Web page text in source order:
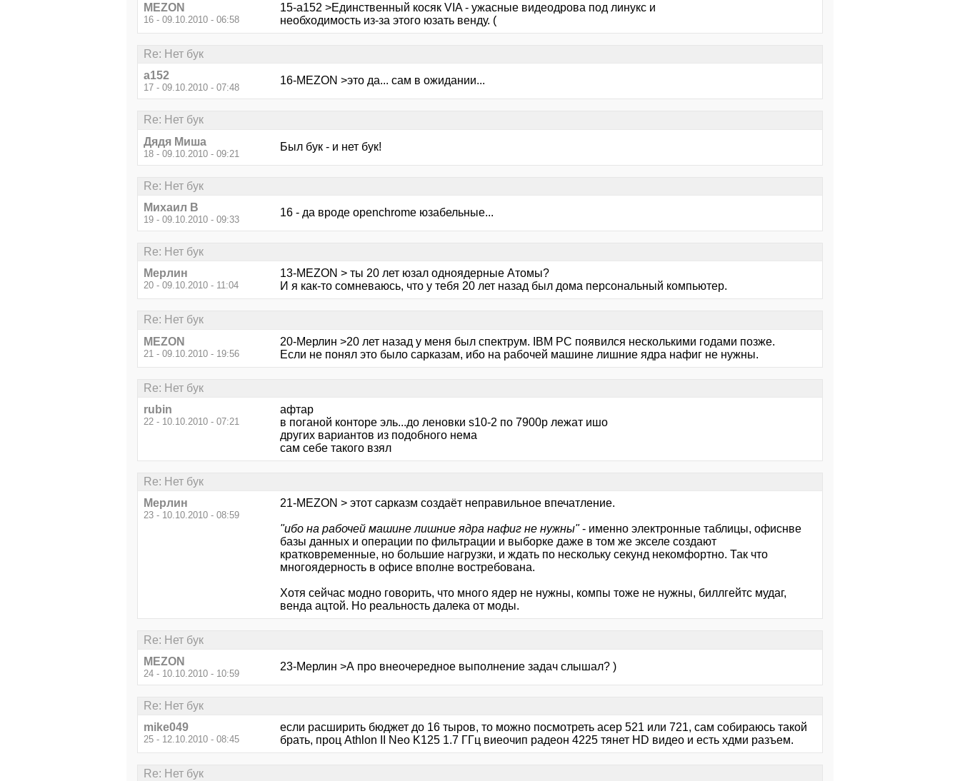
MEZON
16 - 09.10.2010 - 06:58
15-a152 >Единственный косяк VIA - ужасные видеодрова под линукс и
необходимость из-за этого юзать венду. (
Re: Нет бук
a152
17 - 09.10.2010 - 07:48
16-MEZON >это да... сам в ожидании...
Re: Нет бук
Дядя Миша
18 - 09.10.2010 - 09:21
Был бук - и нет бук!
Re: Нет бук
Михаил В
19 - 09.10.2010 - 09:33
16 - да вроде openchrome юзабельные...
Re: Нет бук
Мерлин
20 - 09.10.2010 - 11:04
13-MEZON > ты 20 лет юзал одноядерные Атомы?
И я как-то сомневаюсь, что у тебя 20 лет назад был дома персональный компьютер.
Re: Нет бук
MEZON
21 - 09.10.2010 - 19:56
20-Мерлин >20 лет назад у меня был спектрум. IBM PC появился несколькими годами позже.
Если не понял это было сарказам, ибо на рабочей машине лишние ядра нафиг не нужны.
Re: Нет бук
rubin
22 - 10.10.2010 - 07:21
афтар
в поганой конторе эль...до леновки s10-2 по 7900р лежат ишо
других вариантов из подобного нема
сам себе такого взял
Re: Нет бук
Мерлин
23 - 10.10.2010 - 08:59
21-MEZON > этот сарказм создаёт неправильное впечатление.
"ибо на рабочей машине лишние ядра нафиг не нужны"- именно электронные таблицы, офиснве
базы данных и операции по фильтрации и выборке даже в том же экселе создают
кратковременные, но большие нагрузки, и ждать по нескольку секунд некомфортно. Так что
многоядерность в офисе вполне востребована.
Хотя сейчас модно говорить, что много ядер не нужны, компы тоже не нужны, биллгейтс мудаг,
венда ацтой. Но реальность далека от моды.
Re: Нет бук
MEZON
24 - 10.10.2010 - 10:59
23-Мерлин >А про внеочередное выполнение задач слышал? )
Re: Нет бук
mike049
25 - 12.10.2010 - 08:45
если расширить бюджет до 16 тыров, то можно посмотреть асер 521 или 721, сам собираюсь такой
брать, проц Athlon II Neo K125 1.7 ГГц виеочип радеон 4225 тянет HD видео и есть хдми разъем.
Re: Нет бук